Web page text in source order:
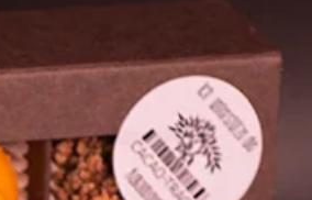
Ansprüche
Gebot und die
bald wieder,